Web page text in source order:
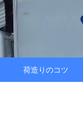
荷造りのコツ